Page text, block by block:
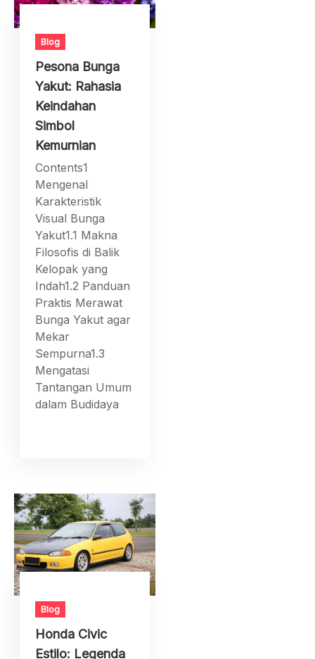
Blog
Pesona Bunga
Yakut: Rahasia
Keindahan
Simbol
Kemurnian
Contents1
Mengenal
Karakteristik
Visual Bunga
Yakut1.1 Makna
Filosofis di Balik
Kelopak yang
Indah1.2 Panduan
Praktis Merawat
Bunga Yakut agar
Mekar
Sempurna1.3
Mengatasi
Tantangan Umum
dalam Budidaya
Blog
Honda Civic
Estilo: Legenda